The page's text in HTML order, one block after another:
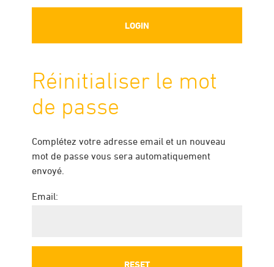
Réinitialiser le mot
de passe
Complétez votre adresse email et un nouveau
mot de passe vous sera automatiquement
envoyé.
Email: